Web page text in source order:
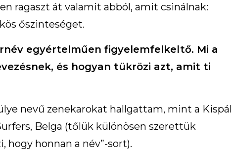
ragaszt át valamit abból, amit csinálnak:
őszinteséget.
egyértelműen figyelemfelkeltő. Mi a
és hogyan tükrözi azt, amit ti
nevű zenekarokat hallgattam, mint a Kispál
Belga (tőlük különösen szerettük
hogy honnan a név”-sort).